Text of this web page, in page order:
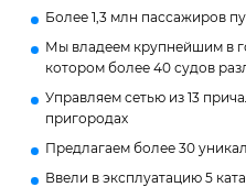
Более 1,3 млн пассажиров
Мы владеем крупнейшим в
котором более 40 судов
Управляем сетью из 13
пригородах
Предлагаем более 30
Ввели в эксплуатацию 5